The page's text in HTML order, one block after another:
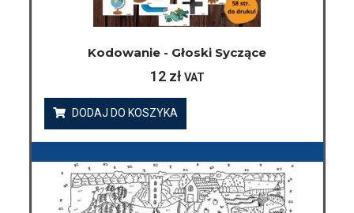
Kodowanie - Głoski Syczące
12 zł VAT
DODAJ DO KOSZYKA